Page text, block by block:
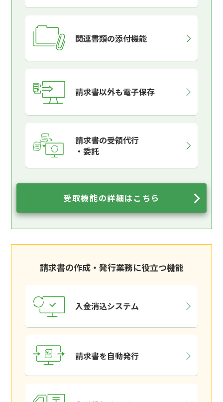
関連書類の添付機能
請求書以外も電子保存
請求書の受領代行
・委託
受取機能の詳細はこちら
請求書の作成・発行業務に役立つ機能
入金消込システム
請求書を自動発行